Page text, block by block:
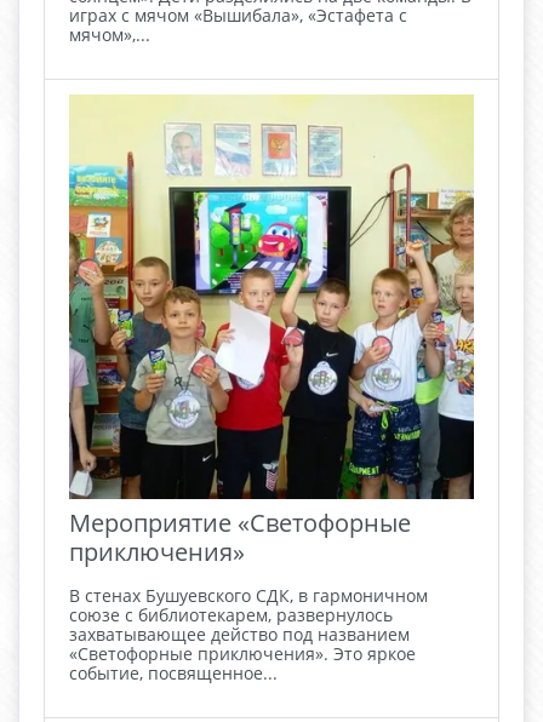
играх с мячом «Вышибала», «Эстафета с
мячом»,...
Мероприятие «Светофорные
приключения»
В стенах Бушуевского СДК, в гармоничном
союзе с библиотекарем, развернулось
захватывающее действо под названием
«Светофорные приключения». Это яркое
событие, посвященное...